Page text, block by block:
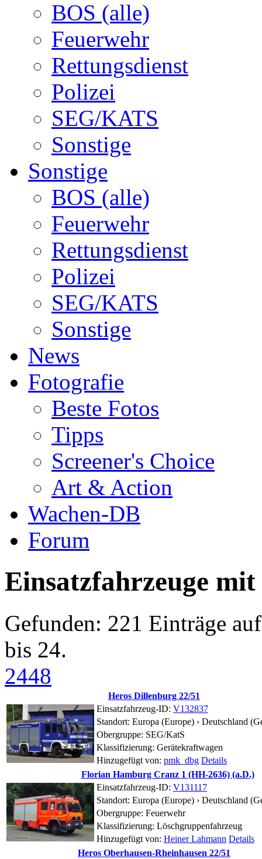
BOS (alle)
Feuerwehr
Rettungsdienst
Polizei
SEG/KATS
Sonstige
Sonstige
BOS (alle)
Feuerwehr
Rettungsdienst
Polizei
SEG/KATS
Sonstige
News
Fotografie
Beste Fotos
Tipps
Screener's Choice
Art & Action
Wachen-DB
Forum
Einsatzfahrzeuge mit
Gefunden: 221 Einträge
bis 24.
2448
Heros Dillenburg 22/51
Einsatzfahrzeug-ID: V132837
Standort: Europa (Europe) › Deutschland
Obergruppe: SEG/KatS
Klassifizierung: Gerätekraftwagen
Hinzugefügt von: pmk_dbg Details
Florian Hamburg Cranz 1 (HH-2636) (a.D.)
Einsatzfahrzeug-ID: V131117
Standort: Europa (Europe) › Deutschland
Obergruppe: Feuerwehr
Klassifizierung: Löschgruppenfahrzeug
Hinzugefügt von: Heiner Lahmann Details
Heros Oberhausen-Rheinhausen 22/51